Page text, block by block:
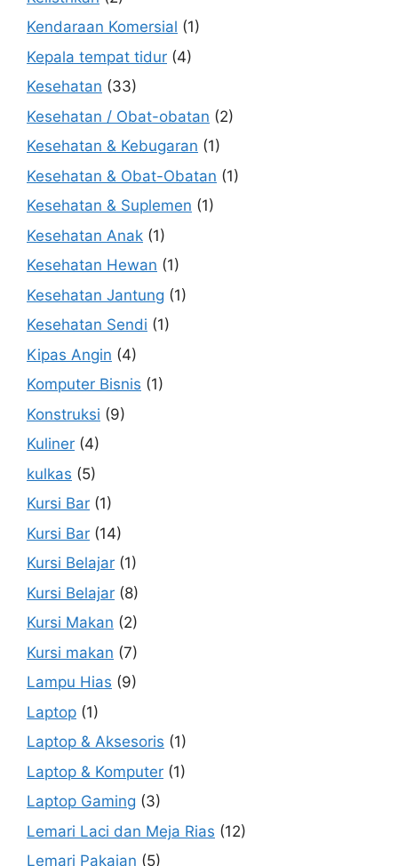
Kendaraan Komersial (1)
Kepala tempat tidur (4)
Kesehatan (33)
Kesehatan / Obat-obatan (2)
Kesehatan & Kebugaran (1)
Kesehatan & Obat-Obatan (1)
Kesehatan & Suplemen (1)
Kesehatan Anak (1)
Kesehatan Hewan (1)
Kesehatan Jantung (1)
Kesehatan Sendi (1)
Kipas Angin (4)
Komputer Bisnis (1)
Konstruksi (9)
Kuliner (4)
kulkas (5)
Kursi Bar (1)
Kursi Bar (14)
Kursi Belajar (1)
Kursi Belajar (8)
Kursi Makan (2)
Kursi makan (7)
Lampu Hias (9)
Laptop (1)
Laptop & Aksesoris (1)
Laptop & Komputer (1)
Laptop Gaming (3)
Lemari Laci dan Meja Rias (12)
Lemari Pakaian (5)